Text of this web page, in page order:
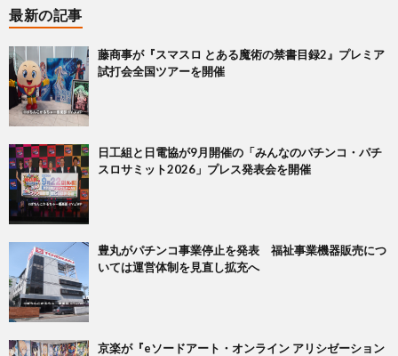
最新の記事
藤商事が『スマスロ とある魔術の禁書目録2』プレミア
試打会全国ツアーを開催
日工組と日電協が9月開催の「みんなのパチンコ・パチ
スロサミット2026」プレス発表会を開催
豊丸がパチンコ事業停止を発表 福祉事業機器販売につ
いては運営体制を見直し拡充へ
京楽が『eソードアート・オンライン アリシゼーション